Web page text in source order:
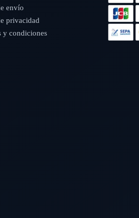
envío
privacidad
y condiciones